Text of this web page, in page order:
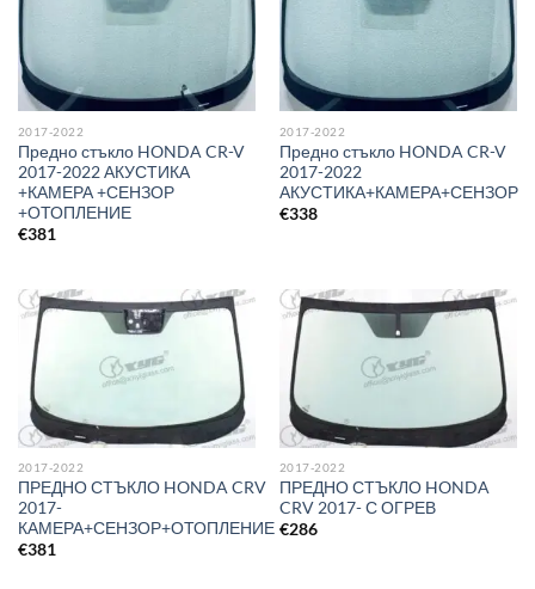
2017-2022
Предно стъкло HONDA CR-V
2017-2022 АКУСТИКА
+КАМЕРА +СЕНЗОР
+ОТОПЛЕНИЕ
€381
2017-2022
Предно стъкло HONDA CR-V
2017-2022
АКУСТИКА+КАМЕРА+СЕНЗОР
€338
2017-2022
ПРЕДНО СТЪКЛО HONDA CRV
2017-
КАМЕРА+СЕНЗОР+ОТОПЛЕНИЕ
€381
2017-2022
ПРЕДНО СТЪКЛО HONDA
CRV 2017- С ОГРЕВ
€286